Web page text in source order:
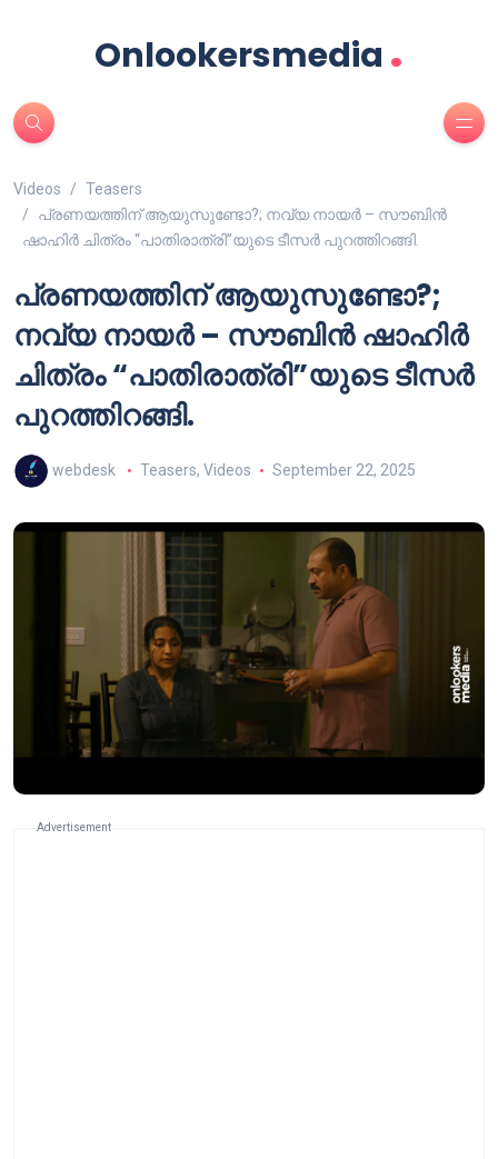
Onlookersmedia .
Videos
Teasers
പ്രണയത്തിന് ആയുസുണ്ടോ?; നവ്യ നായർ – സൗബിൻ
ഷാഹിർ ചിത്രം “പാതിരാത്രി”യുടെ ടീസർ പുറത്തിറങ്ങി.
പ്രണയത്തിന് ആയുസുണ്ടോ?;
നവ്യ നായർ – സൗബിൻ ഷാഹിർ
ചിത്രം “പാതിരാത്രി”യുടെ ടീസർ
പുറത്തിറങ്ങി.
webdesk Teasers, Videos September 22, 2025
Advertisement